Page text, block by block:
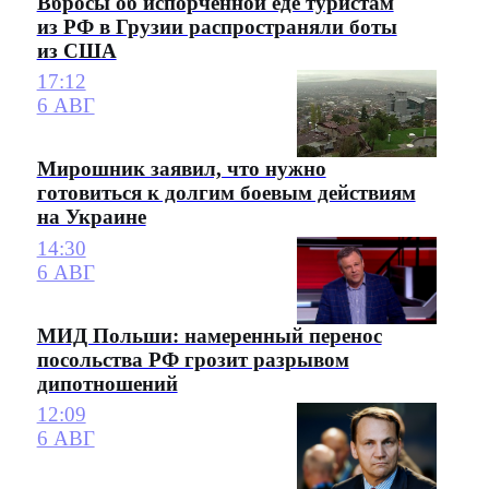
из РФ в Грузии распространяли боты
из США
17:12
6 АВГ
Мирошник заявил, что нужно
готовиться к долгим боевым действиям
на Украине
14:30
6 АВГ
МИД Польши: намеренный перенос
посольства РФ грозит разрывом
дипотношений
12:09
6 АВГ